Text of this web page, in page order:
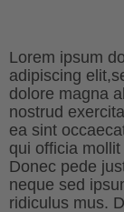
Lorem ipsum
adipiscing
dolore magna
nostrud
ea sint
qui officia
Donec pede
neque sed
ridiculus mus.